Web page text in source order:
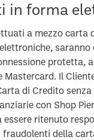
in forma
a mezzo carta
protetta,
Mastercard. Il
di Credito senza
con Shop
essere ritenuto
della